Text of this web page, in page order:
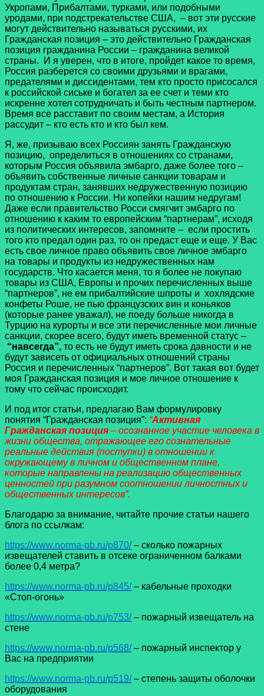
Укропами, Прибалтами, турками, или подобными
уродами, при подстрекательстве США, – вот эти русские
могут действительно называться русскими, их
Гражданская позиция – это действительно Гражданская
позиция гражданина России – гражданина великой
страны. И я уверен, что в итоге, пройдет какое то время,
Россия разберется со своими друзьями и врагами,
предателями и диссидентами, тем кто просто присосался
к российской сиське и богател за ее счет и теми кто
искренне хотел сотрудничать и быть честным партнером.
Время все расставит по своим местам, а История
рассудит – кто есть кто и кто был кем.
Я, же, призываю всех Россиян занять Гражданскую
позицию, определиться в отношениях со странами,
которым Россия объявила эмбарго, даже более того –
объявить собственные личные санкции товарам и
продуктам стран, занявших недружественную позицию
по отношению к России. Ни копейки нашим недругам!
Даже если правительство Росси смягчит эмбарго по
отношению к каким то европейским “партнерам”, исходя
из политических интересов, запомните – если простить
того кто предал один раз, то он предаст еще и еще. У Вас
есть свое личное право объявить свое личное эмбарго
на товары и продукты из недружественных нам
государств. Что касается меня, то я более не покупаю
товары из США, Европы и прочих перечисленных выше
“партнеров”, не ем прибалтийские шпроты и хохлядские
конфеты Роше, не пью французских вин и коньяков
(которые ранее уважал), не поеду больше никогда в
Турцию на курорты и все эти перечисленные мои личные
санкции, скорее всего, будут иметь временной статус –
“навсегда”, то есть не будут иметь срока давности и не
будут зависеть от официальных отношений страны
Россия и перечисленных “партнеров”. Вот такая вот будет
моя Гражданская позиция и мое личное отношение к
тому что сейчас происходит.
И под итог статьи, предлагаю Вам формулировку
понятия “Гражданская позиция”: “Активная
Гражданская позиция – осознанное участие человека в
жизни общества, отражающее его сознательные
реальные действия (поступки) в отношении к
окружающему в личном и общественном плане,
которые направлены на реализацию общественных
ценностей при разумном соотношении личностных и
общественных интересов”.
Благодарю за внимание, читайте прочие статьи нашего
блога по ссылкам:
https://www.norma-pb.ru/p870/– сколько пожарных
извещателей ставить в отсеке ограниченном балками
более 0,4 метра?
https://www.norma-pb.ru/p845/– кабельные проходки
«Стоп-огонь»
https://www.norma-pb.ru/p753/– пожарный извещатель на
стене
https://www.norma-pb.ru/p568/– пожарный инспектор у
Вас на предприятии
https://www.norma-pb.ru/p519/– степень защиты оболочки
оборудования